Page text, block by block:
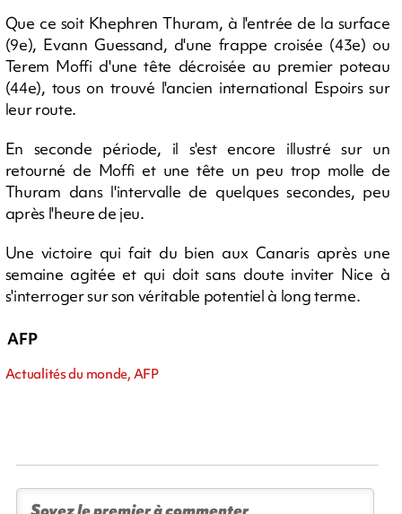
Que ce soit Khephren Thuram, à l'entrée de la surface
(9e), Evann Guessand, d'une frappe croisée (43e) ou
Terem Moffi d'une tête décroisée au premier poteau
(44e), tous on trouvé l'ancien international Espoirs sur
leur route.
En seconde période, il s'est encore illustré sur un
retourné de Moffi et une tête un peu trop molle de
Thuram dans l'intervalle de quelques secondes, peu
après l'heure de jeu.
Une victoire qui fait du bien aux Canaris après une
semaine agitée et qui doit sans doute inviter Nice à
s'interroger sur son véritable potentiel à long terme.
AFP
Actualités du monde, AFP